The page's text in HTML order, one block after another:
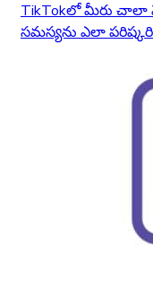
TikTokలో మీరు చాలా
సమస్యను ఎలా